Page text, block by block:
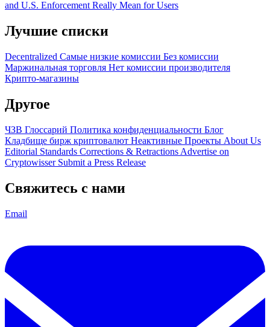
and U.S. Enforcement Really Mean for Users
Лучшие списки
Decentralized Самые низкие комиссии Без комиссии
Маржинальная торговля Нет комиссии производителя
Крипто-магазины
Другое
ЧЗВ Глоссарий Политика конфиденциальности Блог
Кладбище бирж криптовалют Неактивные Проекты About Us
Editorial Standards Corrections & Retractions Advertise on
Cryptowisser Submit a Press Release
Свяжитесь с нами
Email